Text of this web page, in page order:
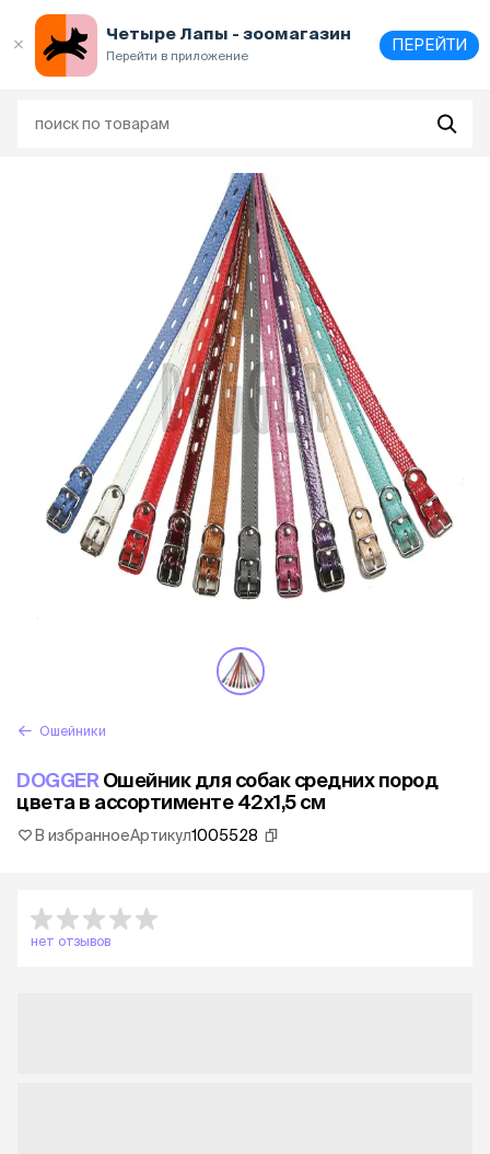
Четыре Лапы - зоомагазин
Перейти в приложение
ПЕРЕЙТИ
Ошейники
DOGGER Ошейник для собак средних пород
цвета в ассортименте 42x1,5 см
В избранноеАртикул1005528
нет отзывов